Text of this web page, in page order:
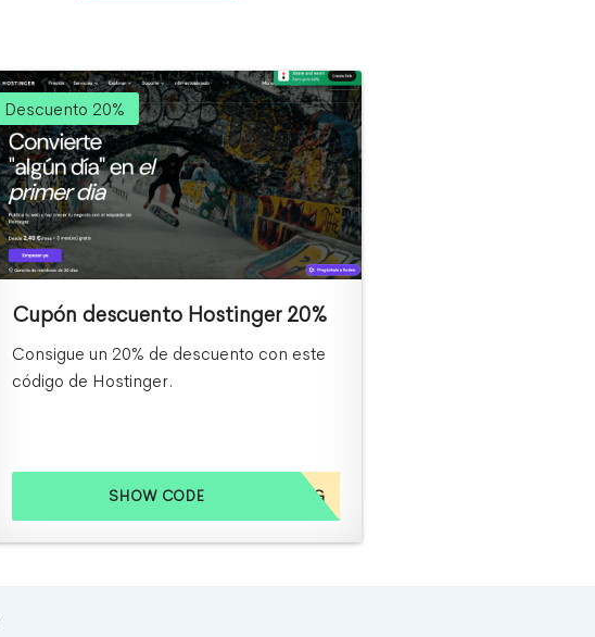
Descuento 20%
Cupón descuento Hostinger 20%
Consigue un 20% de descuento con este
código de Hostinger.
OPINIONESHOSTING
SHOW CODE